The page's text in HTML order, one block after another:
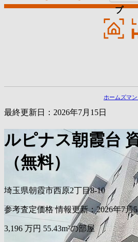
プ
ホームズマ
最終更新日：2026年7月15日
ルピナス朝霞台
（無料）
埼玉県朝霞市西原2丁目8-10
参考査定価格 情報更新：2026年7月
3,196 万円 55.43m²の部屋